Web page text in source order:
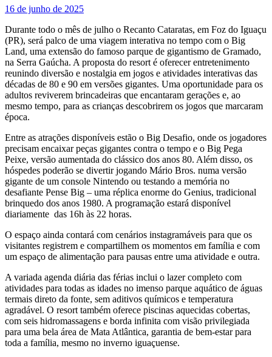
16 de junho de 2025
Durante todo o mês de julho o Recanto Cataratas, em Foz do Iguaçu
(PR), será palco de uma viagem interativa no tempo com o Big
Land, uma extensão do famoso parque de gigantismo de Gramado,
na Serra Gaúcha. A proposta do resort é oferecer entretenimento
reunindo diversão e nostalgia em jogos e atividades interativas das
décadas de 80 e 90 em versões gigantes. Uma oportunidade para os
adultos reviverem brincadeiras que encantaram gerações e, ao
mesmo tempo, para as crianças descobrirem os jogos que marcaram
época.
Entre as atrações disponíveis estão o Big Desafio, onde os jogadores
precisam encaixar peças gigantes contra o tempo e o Big Pega
Peixe, versão aumentada do clássico dos anos 80. Além disso, os
hóspedes poderão se divertir jogando Mário Bros. numa versão
gigante de um console Nintendo ou testando a memória no
desafiante Pense Big – uma réplica enorme do Genius, tradicional
brinquedo dos anos 1980. A programação estará disponível
diariamente das 16h às 22 horas.
O espaço ainda contará com cenários instagramáveis para que os
visitantes registrem e compartilhem os momentos em família e com
um espaço de alimentação para pausas entre uma atividade e outra.
A variada agenda diária das férias inclui o lazer completo com
atividades para todas as idades no imenso parque aquático de águas
termais direto da fonte, sem aditivos químicos e temperatura
agradável. O resort também oferece piscinas aquecidas cobertas,
com seis hidromassagens e borda infinita com visão privilegiada
para uma bela área de Mata Atlântica, garantia de bem-estar para
toda a família, mesmo no inverno iguaçuense.